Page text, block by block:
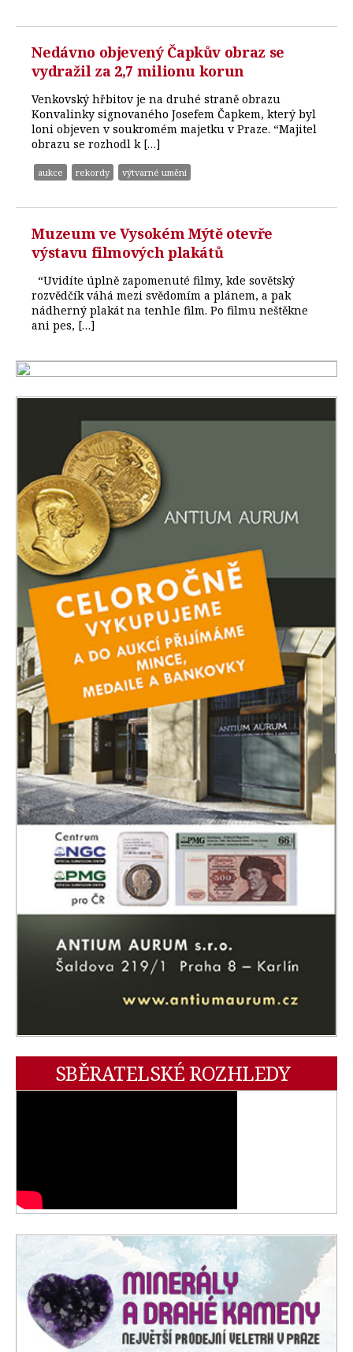
Nedávno objevený Čapkův obraz se
vydražil za 2,7 milionu korun
Venkovský hřbitov je na druhé straně obrazu
Konvalinky signovaného Josefem Čapkem, který byl
loni objeven v soukromém majetku v Praze. “Majitel
obrazu se rozhodl k […]
aukce rekordy výtvarné umění
Muzeum ve Vysokém Mýtě otevře
výstavu filmových plakátů
“Uvidíte úplně zapomenuté filmy, kde sovětský
rozvědčík váhá mezi svědomím a plánem, a pak
nádherný plakát na tenhle film. Po filmu neštěkne
ani pes, […]
SBĚRATELSKÉ ROZHLEDY